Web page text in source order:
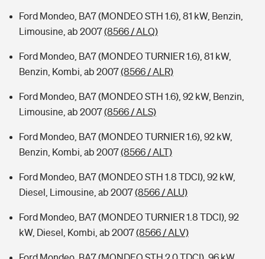
Ford Mondeo, BA7 (MONDEO STH 1.6), 81 kW, Benzin,
Limousine, ab 2007(8566 / ALQ)
Ford Mondeo, BA7 (MONDEO TURNIER 1.6), 81 kW,
Benzin, Kombi, ab 2007(8566 / ALR)
Ford Mondeo, BA7 (MONDEO STH 1.6), 92 kW, Benzin,
Limousine, ab 2007(8566 / ALS)
Ford Mondeo, BA7 (MONDEO TURNIER 1.6), 92 kW,
Benzin, Kombi, ab 2007(8566 / ALT)
Ford Mondeo, BA7 (MONDEO STH 1.8 TDCI), 92 kW,
Diesel, Limousine, ab 2007(8566 / ALU)
Ford Mondeo, BA7 (MONDEO TURNIER 1.8 TDCI), 92
kW, Diesel, Kombi, ab 2007(8566 / ALV)